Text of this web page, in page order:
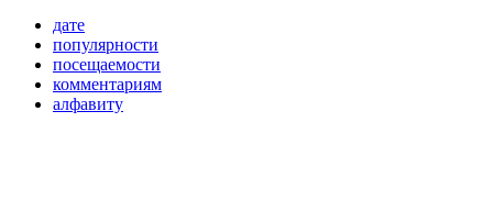
дате
популярности
посещаемости
комментариям
алфавиту